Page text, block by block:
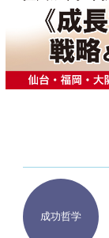
成功哲学